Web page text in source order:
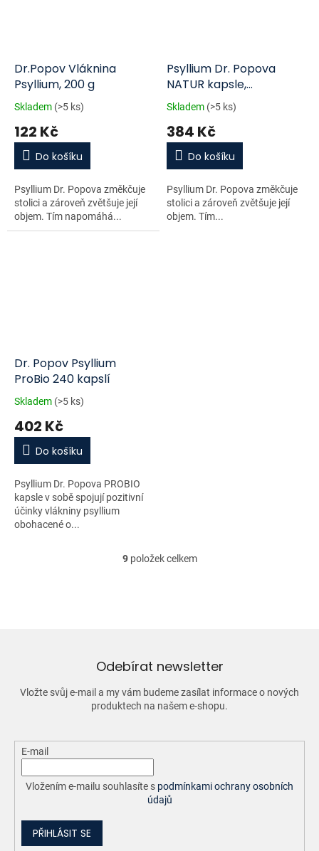
Dr.Popov Vláknina
Psyllium, 200 g
Skladem (>5 ks)
122 Kč
Do košíku
Psyllium Dr. Popova změkčuje
stolici a zároveň zvětšuje její
objem. Tím napomáhá...
Psyllium Dr. Popova
NATUR kapsle,
ekonomické balení, 240
ks
Skladem (>5 ks)
384 Kč
Do košíku
Psyllium Dr. Popova změkčuje
stolici a zároveň zvětšuje její
objem. Tím...
Dr. Popov Psyllium
ProBio 240 kapslí
Skladem (>5 ks)
402 Kč
Do košíku
Psyllium Dr. Popova PROBIO
kapsle v sobě spojují pozitivní
účinky vlákniny psyllium
obohacené o...
O
p
r
v
k
v
i
s
u
9položek celkem
Odebírat newsletter
Vložte svůj e-mail a my vám budeme zasílat informace o nových
produktech na našem e-shopu.
E-mail
Vložením e-mailu souhlasíte s podmínkami ochrany osobních
údajů
PŘIHLÁSIT SE